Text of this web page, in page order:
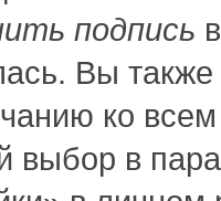
подпись
Вы
ко
выбор в